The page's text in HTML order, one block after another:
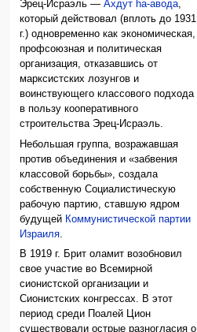
Эрец-Исраэль —Ахдут hа-авода,
который действовал (вплоть до 1931
г.) одновременно как экономическая,
профсоюзная и политическая
организация, отказавшись от
марксистских лозунгов и
воинствующего классового подхода
в пользу кооперативного
строительства Эрец-Исраэль.
Небольшая группа, возражавшая
против объединения и «забвения
классовой борьбы», создала
собственную Социалистическую
рабочую партию, ставшую ядром
будущей Коммунистической партии
Израиля
В 1919 г. Брит оламит возобновил
свое участие во Всемирной
сионистской организации и
Сионистских конгрессах. В этот
период среди Поалей Цион
существовали острые разногласия о